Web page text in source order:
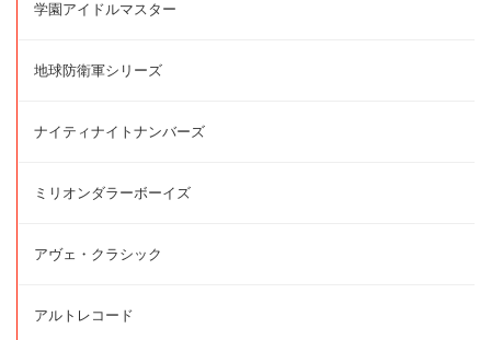
学園アイドルマスター
地球防衛軍シリーズ
ナイティナイトナンバーズ
ミリオンダラーボーイズ
アヴェ・クラシック
アルトレコード